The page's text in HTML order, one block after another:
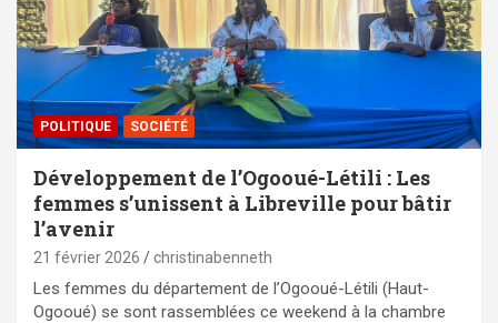
POLITIQUE SOCIÉTÉ
Développement de l’Ogooué-Létili : Les
femmes s’unissent à Libreville pour bâtir
l’avenir
21 février 2026 christinabenneth
Les femmes du département de l’Ogooué-Létili (Haut-
Ogooué) se sont rassemblées ce weekend à la chambre